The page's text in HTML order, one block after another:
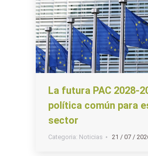
La futura PAC 2028-
política común para
sector
Categoria: Noticias 21 / 07 /